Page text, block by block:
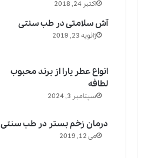
اکتبر 24, 2018
آش سلامتی در طب سنتی
ژانویه 23, 2019
انواع عطر یارا از برند محبوب
لطافه
سپتامبر 3, 2024
درمان زخم بستر در طب سنتی
می 12, 2019